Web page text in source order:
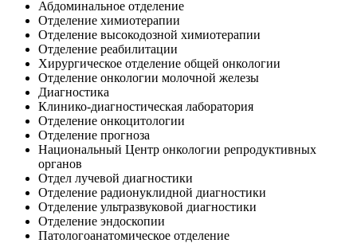
Абдоминальное отделение
Отделение химиотерапии
Отделение высокодозной химиотерапии
Отделение реабилитации
Хирургическое отделение общей онкологии
Отделение онкологии молочной железы
Диагностика
Клинико-диагностическая лаборатория
Отделение онкоцитологии
Отделение прогноза
Национальный Центр онкологии репродуктивных
органов
Отдел лучевой диагностики
Отделение радионуклидной диагностики
Отделение ультразвуковой диагностики
Отделение эндоскопии
Патологоанатомическое отделение